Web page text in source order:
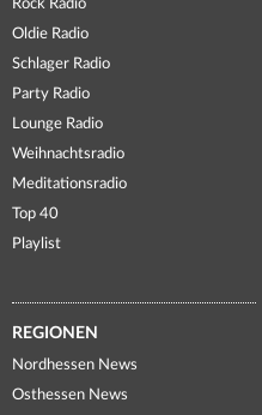
Rock Radio
Oldie Radio
Schlager Radio
Party Radio
Lounge Radio
Weihnachtsradio
Meditationsradio
Top 40
Playlist
REGIONEN
Nordhessen News
Osthessen News